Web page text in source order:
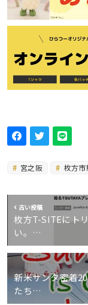
宮之阪 枚方市
古い投稿
枚方T-SITEにト
い。…
新米サンタ密着
たち…